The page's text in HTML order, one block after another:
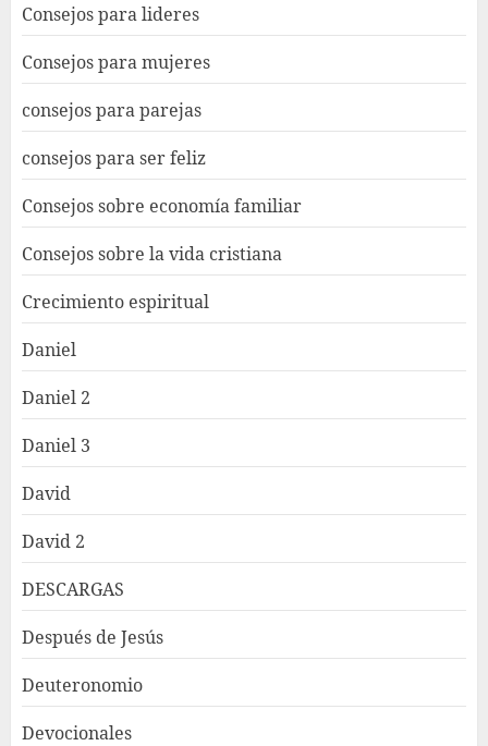
Consejos para lideres
Consejos para mujeres
consejos para parejas
consejos para ser feliz
Consejos sobre economía familiar
Consejos sobre la vida cristiana
Crecimiento espiritual
Daniel
Daniel 2
Daniel 3
David
David 2
DESCARGAS
Después de Jesús
Deuteronomio
Devocionales